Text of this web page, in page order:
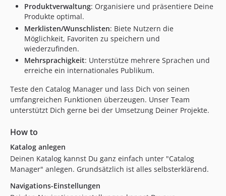
3.3.0
3.2.5
3.2.4
3.2.3
3.2.2
3.2.1
3.2.0
3.1.4
3.1.3
3.1.1
3.1.0
3.0.19
3.0.17
Produktverwaltung: Organisiere und präsentiere Deine
Produkte optimal.
Merklisten/Wunschlisten: Biete Nutzern die
Möglichkeit, Favoriten zu speichern und
wiederzufinden.
Mehrsprachigkeit: Unterstütze mehrere Sprachen und
erreiche ein internationales Publikum.
Teste den Catalog Manager und lass Dich von seinen
umfangreichen Funktionen überzeugen. Unser Team
unterstützt Dich gerne bei der Umsetzung Deiner Projekte.
How to
Katalog anlegen
Deinen Katalog kannst Du ganz einfach unter "Catalog
Manager" anlegen. Grundsätzlich ist alles selbsterklärend.
Navigations-Einstellungen